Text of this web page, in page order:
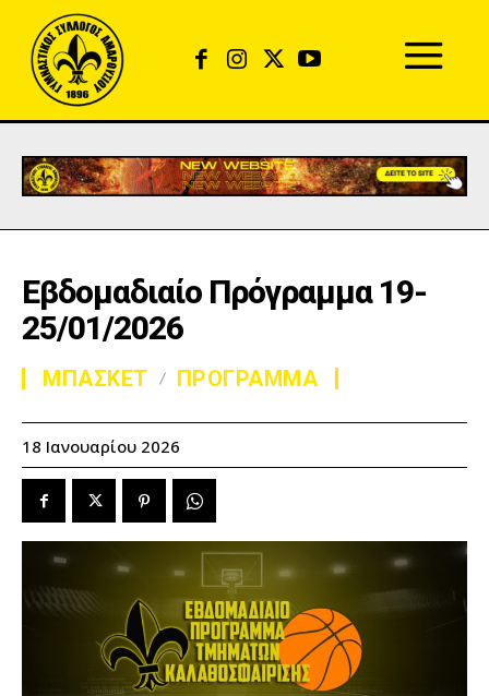
Εβδομαδιαίο Πρόγραμμα 19-
25/01/2026
ΜΠΑΣΚΕΤ ΠΡΟΓΡΑΜΜΑ
18 Ιανουαρίου 2026